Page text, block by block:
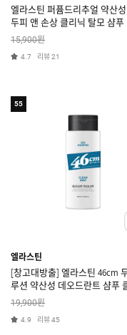
엘라스틴 퍼퓸드리추얼 약산
두피 앤 손상 클리닉 탈모 샴푸
로맨스 화이트 튜베로즈향
15,900원
4.7 리뷰21
55
엘라스틴
[창고대방출] 엘라스틴 46cm
루션 약산성 데오드란트 샴푸
트향 225ml
19,900원
4.9 리뷰45